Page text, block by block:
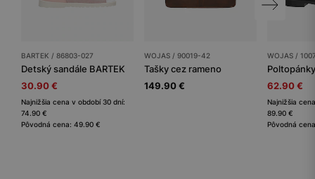
BARTEK / 86803-027
Detský sandále BARTEK
30.90 €
Najnižšia cena v období 30 dní:
74.90 €
Pôvodná cena: 49.90 €
WOJAS / 90019-42
Tašky cez rameno
149.90 €
WOJAS /
62.90 €
Najnižšia
89.90 €
Pôvodná